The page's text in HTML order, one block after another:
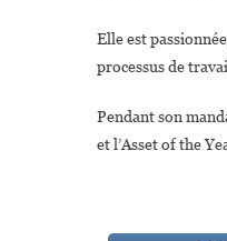
Elle est
processus de
Pendant son
et l’Asset of the